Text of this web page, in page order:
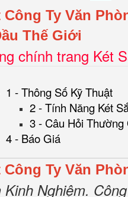
Công Ty Văn
Thế Giới
chính trang Két
1 - Thông Số Kỹ Thuật
2 - Tính Năng Két
3 - Câu Hỏi Thường
4 - Báo Giá
Công Ty Văn
Nghiệm.